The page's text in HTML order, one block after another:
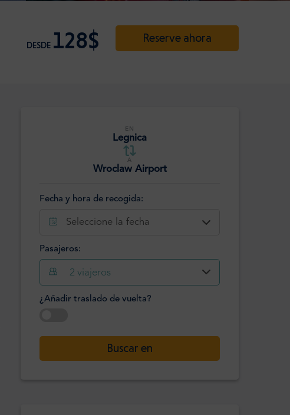
DESDE 128$ Reserve ahora
EN
Legnica
A
Wroclaw Airport
Fecha y hora de recogida:
Seleccione la fecha
Hora
: Confirme
Pasajeros:
2 viajeros
¿Añadir traslado de vuelta?
Buscar en